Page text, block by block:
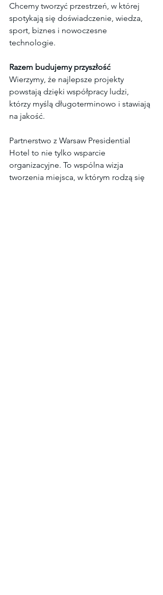
Chcemy tworzyć przestrzeń, w której
spotykają się doświadczenie, wiedza,
sport, biznes i nowoczesne
technologie.
Razem budujemy przyszłość
Wierzymy, że najlepsze projekty
powstają dzięki współpracy ludzi,
którzy myślą długoterminowo i stawiają
na jakość.
Partnerstwo z Warsaw Presidential
Hotel to nie tylko wsparcie
organizacyjne. To wspólna wizja
tworzenia miejsca, w którym rodzą się